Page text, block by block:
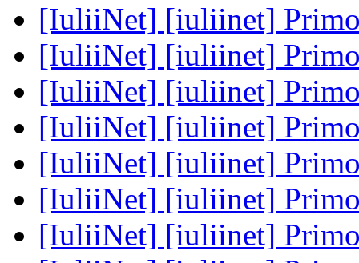
[IuliiNet] [iuliinet]
[IuliiNet] [iuliinet]
[IuliiNet] [iuliinet]
[IuliiNet] [iuliinet]
[IuliiNet] [iuliinet]
[IuliiNet] [iuliinet]
[IuliiNet] [iuliinet]